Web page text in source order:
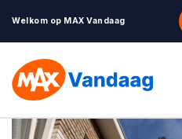
Welkom op MAX Vandaag